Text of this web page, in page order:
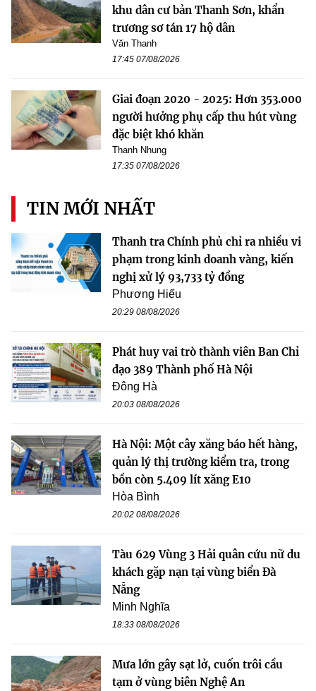
khu dân cư bản Thanh Sơn, khẩn
trương sơ tán 17 hộ dân
Văn Thanh
17:45 07/08/2026
Giai đoạn 2020 - 2025: Hơn 353.000
người hưởng phụ cấp thu hút vùng
đặc biệt khó khăn
Thanh Nhung
17:35 07/08/2026
TIN MỚI NHẤT
Thanh tra Chính phủ chỉ ra nhiều vi
phạm trong kinh doanh vàng, kiến
nghị xử lý 93,733 tỷ đồng
Phương Hiếu
20:29 08/08/2026
Phát huy vai trò thành viên Ban Chỉ
đạo 389 Thành phố Hà Nội
Đông Hà
20:03 08/08/2026
Hà Nội: Một cây xăng báo hết hàng,
quản lý thị trường kiểm tra, trong
bồn còn 5.409 lít xăng E10
Hòa Bình
20:02 08/08/2026
Tàu 629 Vùng 3 Hải quân cứu nữ du
khách gặp nạn tại vùng biển Đà
Nẵng
Minh Nghĩa
18:33 08/08/2026
Mưa lớn gây sạt lở, cuốn trôi cầu
tạm ở vùng biên Nghệ An